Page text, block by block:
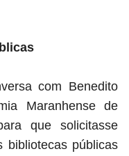
com Benedito
Maranhense de
que solicitasse
bibliotecas públicas